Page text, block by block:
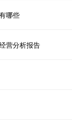
哪些
营分析报告